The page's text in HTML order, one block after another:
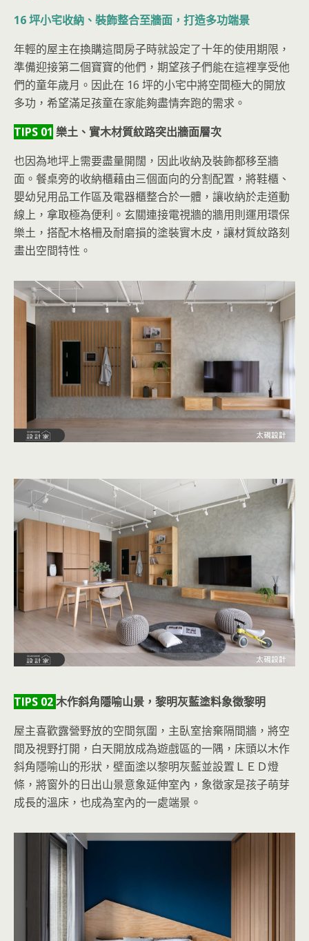
16 坪小宅收納、裝飾整合至牆面，打造多功端景
年輕的屋主在換購這間房子時就設定了十年的使用期限，
準備迎接第二個寶寶的他們，期望孩子們能在這裡享受他
們的童年歲月。因此在 16 坪的小宅中將空間極大的開放
多功，希望滿足孩童在家能夠盡情奔跑的需求。
TIPS 01 樂土、實木材質紋路突出牆面層次
也因為地坪上需要盡量開闊，因此收納及裝飾都移至牆
面。餐桌旁的收納櫃藉由三個面向的分割配置，將鞋櫃、
嬰幼兒用品工作區及電器櫃整合於一體，讓收納於走道動
線上，拿取極為便利。玄關連接電視牆的牆用則運用環保
樂土，搭配木格柵及耐磨損的塗裝實木皮，讓材質紋路刻
畫出空間特性。
TIPS 02木作斜角隱喻山景，黎明灰藍塗料象徵黎明
屋主喜歡露營野放的空間氛圍，主臥室捨棄隔間牆，將空
間及視野打開，白天開放成為遊戲區的一隅，床頭以木作
斜角隱喻山的形狀，壁面塗以黎明灰藍並設置ＬＥＤ燈
條，將窗外的日出山景意象延伸室內，象徵家是孩子萌芽
成長的溫床，也成為室內的一處端景。